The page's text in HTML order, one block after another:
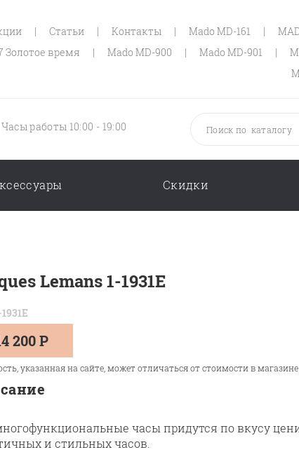
| Статьи | Контакты | Mado MD-161 |
Золотое время | Mado MD-900 | Mado MD-901 |
Часы работы 10:00 - 19:00
Скидки
Lemans 1-1931E
200 Р
указанная на сайте, может отличаться от стоимости в магазине
часы придутся по вкусу
и стильных часов.